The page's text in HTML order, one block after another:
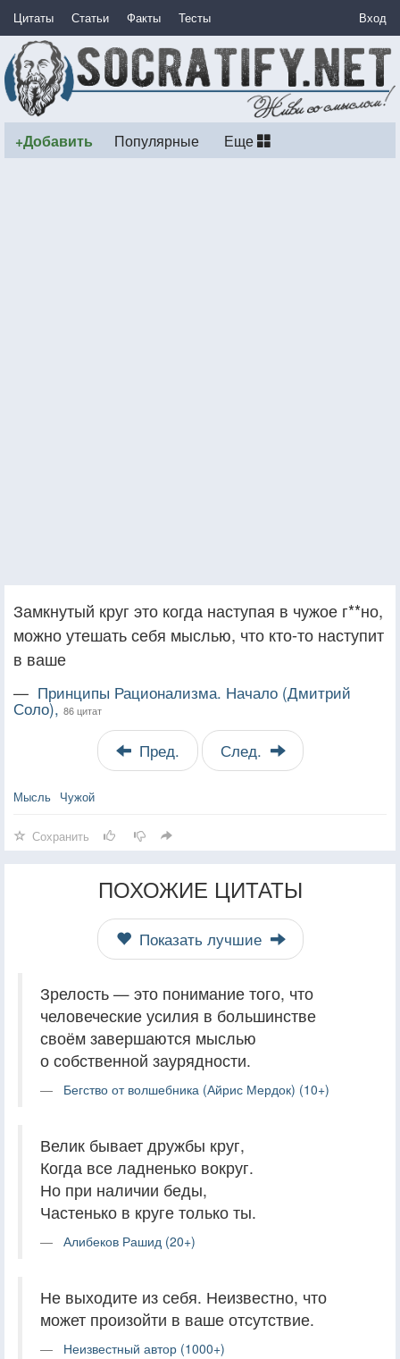
Цитаты Статьи Факты Тесты Вход
+Добавить Популярные Еще
Замкнутый круг это когда наступая в чужое г**но,
можно утешать себя мыслью, что кто-то наступит
в ваше
— Принципы Рационализма. Начало (Дмитрий
Соло), 86 цитат
Пред. След.
Мысль Чужой
Сохранить
ПОХОЖИЕ ЦИТАТЫ
Показать лучшие
Зрелость — это понимание того, что
человеческие усилия в большинстве
своём завершаются мыслью
о собственной заурядности.
Бегство от волшебника (Айрис Мердок) (10+)
Велик бывает дружбы круг,
Когда все ладненько вокруг.
Но при наличии беды,
Частенько в круге только ты.
Алибеков Рашид (20+)
Не выходите из себя. Неизвестно, что
может произойти в ваше отсутствие.
Неизвестный автор (1000+)